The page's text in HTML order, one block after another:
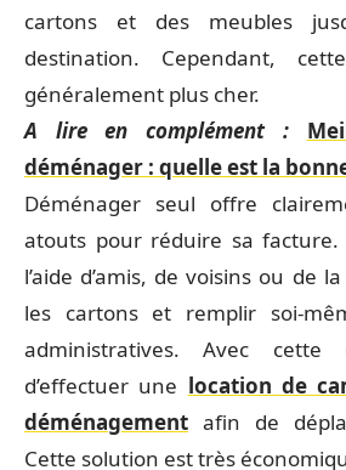
cartons et des meubles
destination. Cependant,
généralement plus cher.
A lire en complément :
déménager : quelle est la
Déménager seul offre
atouts pour réduire sa
l’aide d’amis, de voisins ou de
les cartons et remplir soi-
administratives. Avec
d’effectuer une location de
déménagement afin de
Cette solution est très